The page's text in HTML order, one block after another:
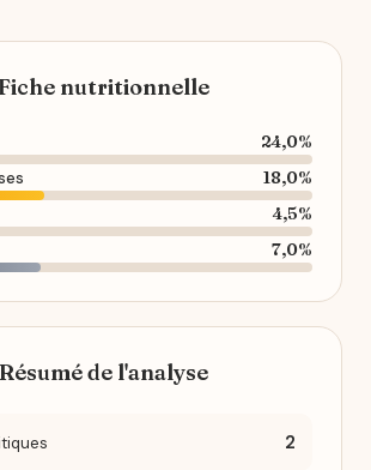
nutritionnelle
24,0%
18,0%
4,5%
7,0%
Résumé de l'analyse
2